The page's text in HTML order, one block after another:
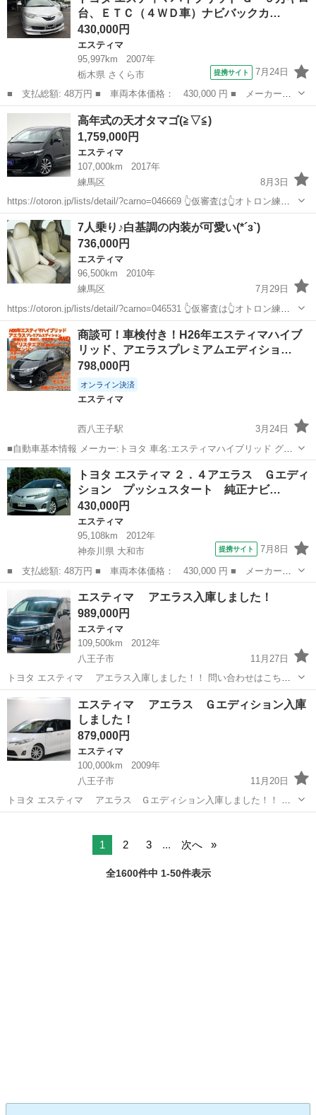
台、ＥＴＣ（４ＷＤ車）ナビバックカ…
430,000円
エスティマ
95,997km
2007年
栃木県 さくら市
提携サイト 7月24日
■ 支払総額: 48万円 ■ 車両本体価格： 430,000 円 ■ メーカー
名： トヨタ ■ 車種名： エスティマハイブリッド ■ グレード
名： Ｇ ９万キロ台、ＥＴＣ（４ＷＤ車）ナビバックカメラＴＶ
クリアランスソナー...
栃木 さくら市 エスティマ
高年式の天才タマゴ(≧▽≦)
1,759,000円
エスティマ
107,000km
2017年
練馬区
8月3日
https://otoron.jp/lists/detail/?carno=046669 👆仮審査は👆オトロン練馬
店へ✨👆🌠 ✨毎日10件以上入庫中✨全店舗の在庫をご納車可能！！ 🔴
下取最低保証金額アップ中🎊🔴...
東京 練馬区 エスティマ 電話番号
7人乗り♪白基調の内装が可愛い(*´з`)
736,000円
エスティマ
96,500km
2010年
練馬区
7月29日
https://otoron.jp/lists/detail/?carno=046531 👆仮審査は👆オトロン練馬
店へ✨👆🌠 ✨毎日10件以上入庫中✨全店舗の在庫をご納車可能！！ 🔴
下取最低保証金額アップ中🎊🔴...
東京 練馬区 エスティマ 電話番号
商談可！車検付き！H26年エスティマハイブ
リッド、アエラスプレミアムエディショ…
798,000円
オンライン決済
エスティマ
西八王子駅
3月24日
■自動車基本情報 メーカー:トヨタ 車名:エスティマハイブリッド グレ
ード:アエラスプレミアムエディション 排気量:2,360 cc 年式:平成26年
(2014年)8月 輸入車モデル年式: − 走行:164,061km(実走...
東京 八王子市 西八王子駅
トヨタ エスティマ ２．４アエラス Ｇエディ
ション プッシュスタート 純正ナビ…
430,000円
エスティマ
95,108km
2012年
神奈川県 大和市
提携サイト 7月8日
■ 支払総額: 48万円 ■ 車両本体価格： 430,000 円 ■ メーカー
名： トヨタ ■ 車種名： エスティマ ■ グレード名： ２．４ア
エラス Ｇエディション プッシュスタート 純正ナビ・ＴＶ バッ
クカメラ ＥＴＣ...
エスティマ アエラス入庫しました！
989,000円
エスティマ
109,500km
2012年
八王子市
11月27日
トヨタ エスティマ アエラス入庫しました！！ 問い合わせはこちら
から↓↓↓↓ https://www.otoron.jp/lists/detail?carno=041463 ----------------
東京 八王子市
エスティマ アエラス Ｇエディション入庫
しました！
879,000円
エスティマ
100,000km
2009年
八王子市
11月20日
トヨタ エスティマ アエラス Ｇエディション入庫しました！！ 問
い合わせはこちらから↓↓↓↓ https://www.otoron.jp/lists/detail?
1 2 3 ... 次へ
全1600件中 1-50件表示